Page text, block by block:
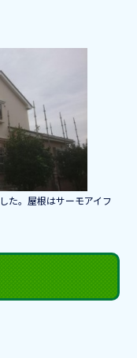
た。屋根はサーモアイフ